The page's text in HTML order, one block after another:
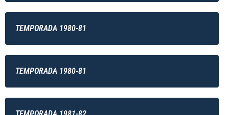
TEMPORADA 1980-81
TEMPORADA 1980-81